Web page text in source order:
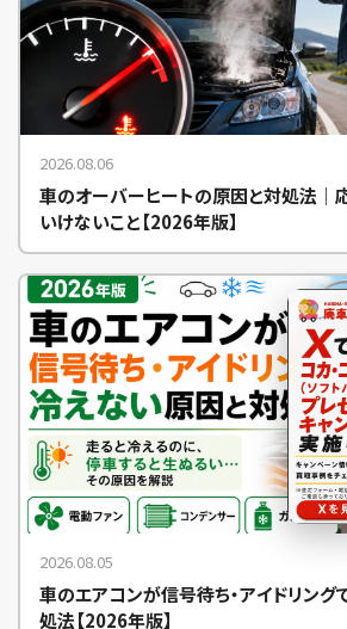
2026.08.06
車のオーバーヒートの原因と対処法｜
いけないこと【2026年版】
2026.08.05
車のエアコンが信号待ち・アイドリン
処法【2026年版】
電話で査定する
0120-8148-52